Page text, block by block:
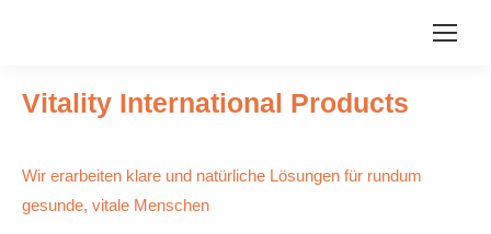
Vitality International Products
Wir erarbeiten klare und natürliche Lösungen für rundum
gesunde, vitale Menschen